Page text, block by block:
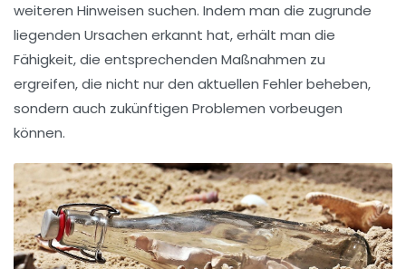
weiteren Hinweisen suchen. Indem man die zugrunde
liegenden Ursachen erkannt hat, erhält man die
Fähigkeit, die entsprechenden Maßnahmen zu
ergreifen, die nicht nur den aktuellen Fehler beheben,
sondern auch zukünftigen Problemen vorbeugen
können.